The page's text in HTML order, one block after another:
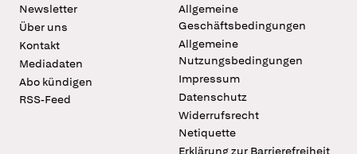
Newsletter
Über uns
Kontakt
Mediadaten
Abo kündigen
RSS-Feed
Allgemeine
Geschäftsbedingungen
Allgemeine
Nutzungsbedingungen
Impressum
Datenschutz
Widerrufsrecht
Netiquette
Erklärung zur Barrierefreiheit